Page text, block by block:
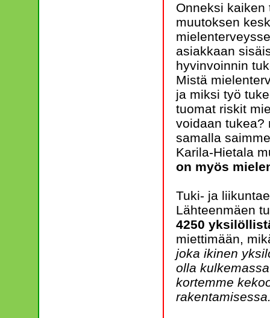
Onneksi
muutoksen
asiakkaan
hyvinvoinnin
Mistä
ja miksi työ
tuomat riskit
voidaan tukea?
samalla
Karila-Hietala
on myös
Tuki- ja
Lähteenmäen
4250
miettimään,
joka ikinen
olla
kortemme